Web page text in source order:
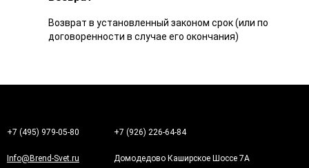
Возврат в установленный законом срок (или по
договоренности в случае его окончания)
+7 (495) 979-05-80 +7 (926) 226-64-84
Info@Brend-Svet.ru Домодедово Каширское Шоссе 7А